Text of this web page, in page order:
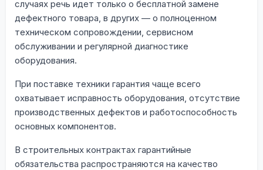
случаях речь идет только о бесплатной замене
дефектного товара, в других — о полноценном
техническом сопровождении, сервисном
обслуживании и регулярной диагностике
оборудования.
При поставке техники гарантия чаще всего
охватывает исправность оборудования, отсутствие
производственных дефектов и работоспособность
основных компонентов.
В строительных контрактах гарантийные
обязательства распространяются на качество